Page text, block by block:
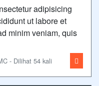
adipisicing
ut labore et
minim veniam, quis
- Dilihat 54 kali